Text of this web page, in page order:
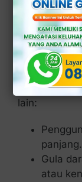
Beberapa
lain:
panjang.
Gula
atau